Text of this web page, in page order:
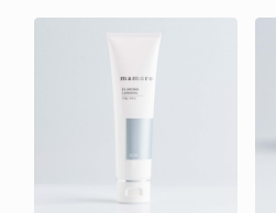
FAQ